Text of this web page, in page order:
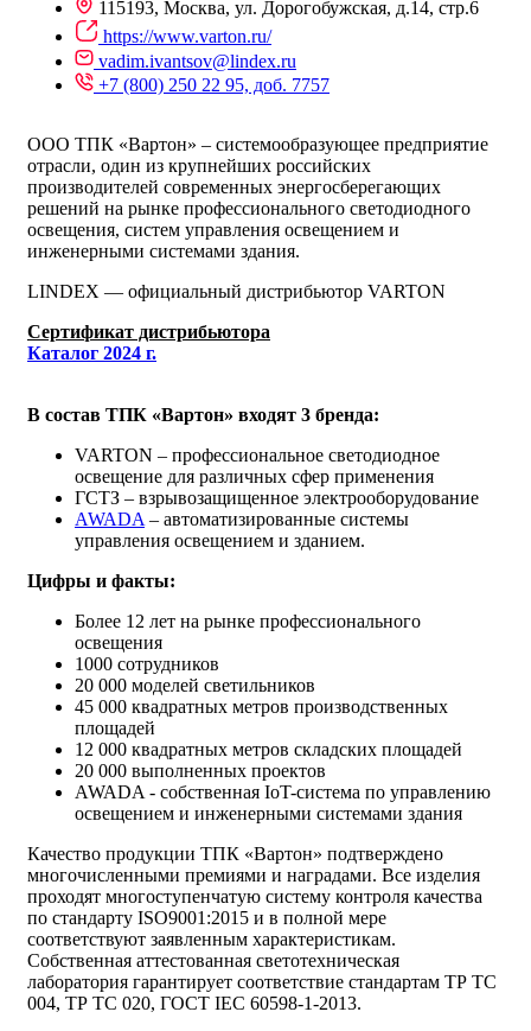
115193, Москва, ул. Дорогобужская, д.14, стр.6
https://www.varton.ru/
vadim.ivantsov@lindex.ru
+7 (800) 250 22 95, доб. 7757
ООО ТПК «Вартон» – системообразующее предприятие
отрасли, один из крупнейших российских
производителей современных энергосберегающих
решений на рынке профессионального светодиодного
освещения, систем управления освещением и
инженерными системами здания.
LINDEX — официальный дистрибьютор VARTON
Cертификат дистрибьютора
Каталог 2024 г.
В состав ТПК «Вартон» входят 3 бренда:
VARTON – профессиональное светодиодное
освещение для различных сфер применения
ГСТЗ – взрывозащищенное электрооборудование
AWADA – автоматизированные системы
управления освещением и зданием.
Цифры и факты:
Более 12 лет на рынке профессионального
освещения
1000 сотрудников
20 000 моделей светильников
45 000 квадратных метров производственных
площадей
12 000 квадратных метров складских площадей
20 000 выполненных проектов
AWADA - собственная IoT-система по управлению
освещением и инженерными системами здания
Качество продукции ТПК «Вартон» подтверждено
многочисленными премиями и наградами. Все изделия
проходят многоступенчатую систему контроля качества
по стандарту ISO9001:2015 и в полной мере
соответствуют заявленным характеристикам.
Собственная аттестованная светотехническая
лаборатория гарантирует соответствие стандартам ТР ТС
004, ТР ТС 020, ГОСТ IEC 60598-1-2013.